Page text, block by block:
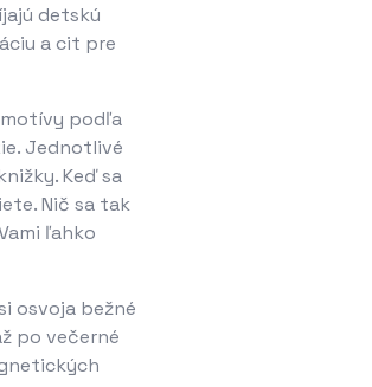
detskú
a cit pre
motívy podľa
Jednotlivé
Keď sa
Nič sa tak
ľahko
osvoja bežné
po večerné